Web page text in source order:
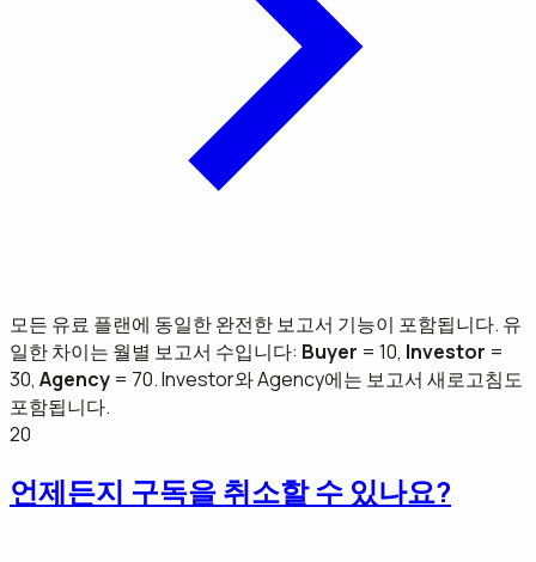
모든 유료 플랜에 동일한 완전한 보고서 기능이 포함됩니다. 유
일한 차이는 월별 보고서 수입니다: Buyer = 10, Investor =
30, Agency = 70. Investor와 Agency에는 보고서 새로고침도
포함됩니다.
20
언제든지 구독을 취소할 수 있나요?